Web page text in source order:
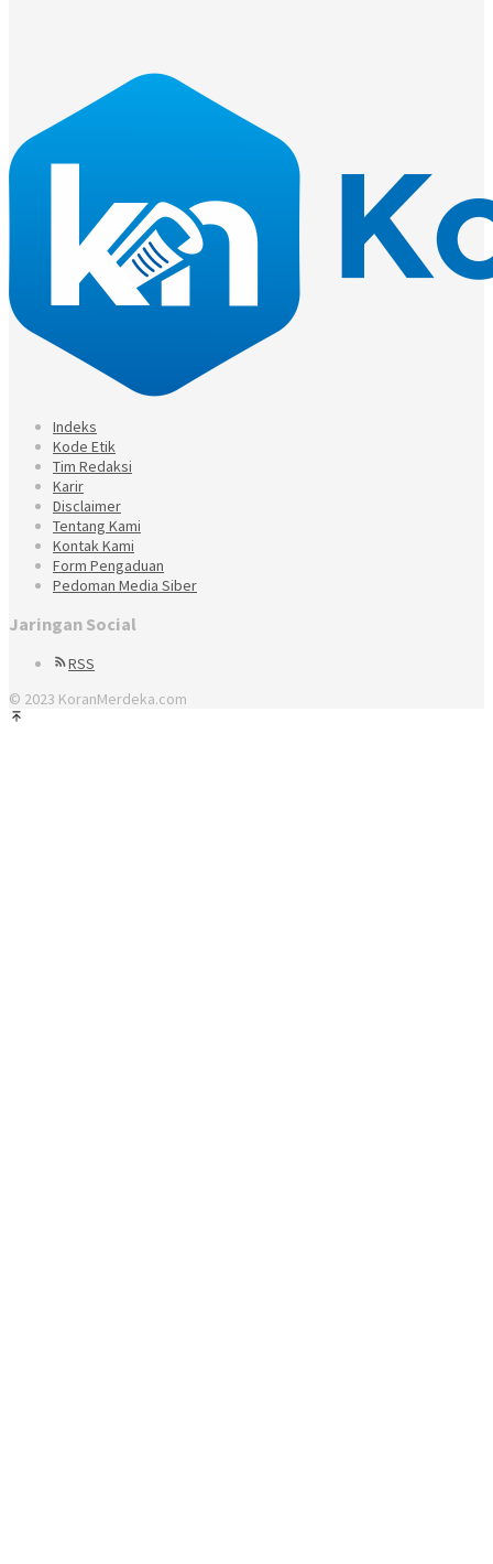
Indeks
Kode Etik
Tim Redaksi
Karir
Disclaimer
Tentang Kami
Kontak Kami
Form Pengaduan
Pedoman Media Siber
Jaringan Social
RSS
© 2023 KoranMerdeka.com